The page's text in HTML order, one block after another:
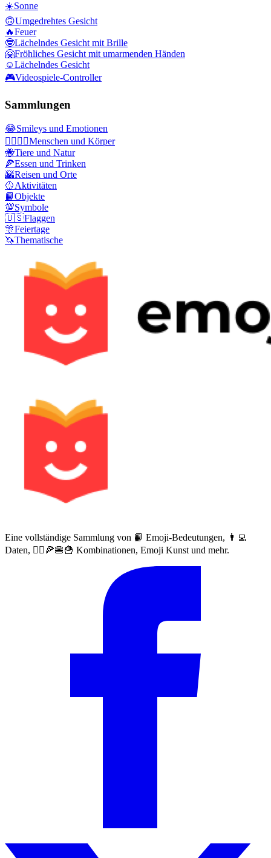
☀️Sonne
🙃Umgedrehtes Gesicht
🔥Feuer
🤓Lächelndes Gesicht mit Brille
🤗Fröhliches Gesicht mit umarmenden Händen
☺️Lächelndes Gesicht
🎮Videospiele-Controller
Sammlungen
😂Smileys und Emotionen
👩‍❤️‍💋‍👨Menschen und Körper
🐝Tiere und Natur
🍕Essen und Trinken
🌇Reisen und Orte
🥎Aktivitäten
📙Objekte
💯Symbole
🇺🇸Flaggen
🎊Feiertage
🦄Thematische
Eine vollständige Sammlung von 📙 Emoji-Bedeutungen, 👨‍💻
Daten, 🙅‍♀️🍕🍔🍟 Kombinationen, Emoji Kunst und mehr.